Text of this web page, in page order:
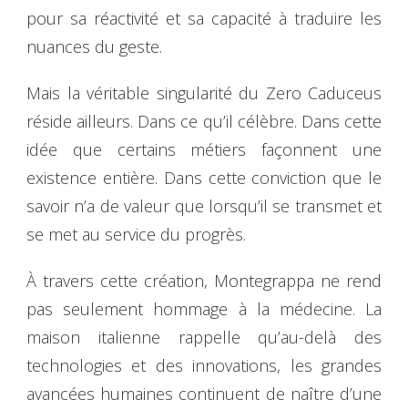
pour sa réactivité et sa capacité à traduire les
nuances du geste.
Mais la véritable singularité du Zero Caduceus
réside ailleurs. Dans ce qu’il célèbre. Dans cette
idée que certains métiers façonnent une
existence entière. Dans cette conviction que le
savoir n’a de valeur que lorsqu’il se transmet et
se met au service du progrès.
À travers cette création, Montegrappa ne rend
pas seulement hommage à la médecine. La
maison italienne rappelle qu’au-delà des
technologies et des innovations, les grandes
avancées humaines continuent de naître d’une